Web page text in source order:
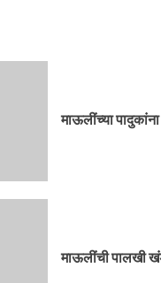
माऊलींच्या पादुकांना
माऊलींची पालखी